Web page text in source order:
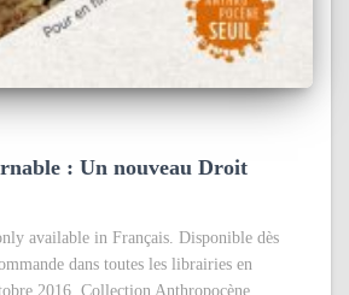
: Un nouveau Droit
available in Français. Disponible dès
dans toutes les librairies en
2016. Collection Anthropocène,